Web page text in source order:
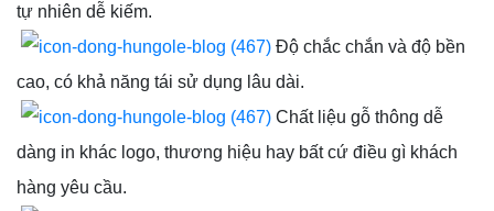
tự nhiên dễ kiếm.
Độ chắc chắn và độ bền
cao, có khả năng tái sử dụng lâu dài.
Chất liệu gỗ thông dễ
dàng in khác logo, thương hiệu hay bất cứ điều gì khách
hàng yêu cầu.